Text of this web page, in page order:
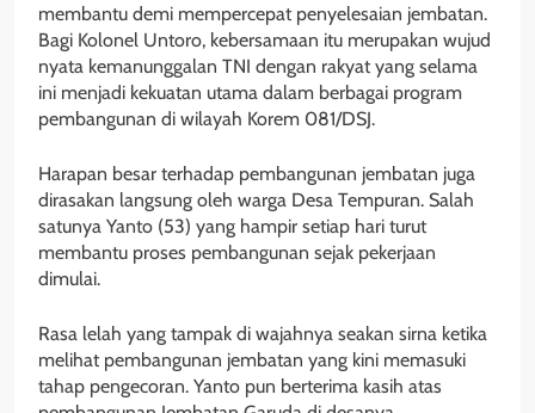
membantu demi mempercepat penyelesaian jembatan.
Bagi Kolonel Untoro, kebersamaan itu merupakan wujud
nyata kemanunggalan TNI dengan rakyat yang selama
ini menjadi kekuatan utama dalam berbagai program
pembangunan di wilayah Korem 081/DSJ.
Harapan besar terhadap pembangunan jembatan juga
dirasakan langsung oleh warga Desa Tempuran. Salah
satunya Yanto (53) yang hampir setiap hari turut
membantu proses pembangunan sejak pekerjaan
dimulai.
Rasa lelah yang tampak di wajahnya seakan sirna ketika
melihat pembangunan jembatan yang kini memasuki
tahap pengecoran. Yanto pun berterima kasih atas